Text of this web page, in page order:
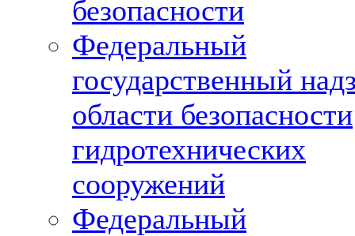
безопасности
Федеральный
государственный
области безопасности
гидротехнических
сооружений
Федеральный